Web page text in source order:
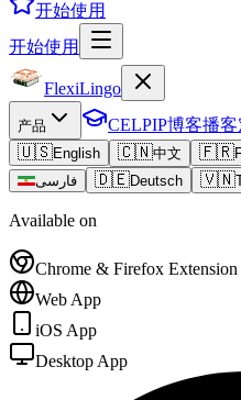
开始使用
开始使用
FlexiLingo
产品 CELPIP博客播客
🇺🇸English 🇨🇳中文 🇫🇷
فارسی
🇩🇪Deutsch 🇻🇳
Available on
Chrome & Firefox Extension
Web App
iOS App
Desktop App